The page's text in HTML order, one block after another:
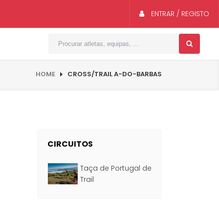
ENTRAR / REGISTO
HOME CROSS/TRAIL A-DO-BARBAS
CIRCUITOS
Taça de Portugal de
Trail